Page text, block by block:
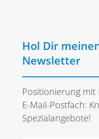
Hol Dir
Newsletter
Positionierung mit
E-Mail-Postfach:
Spezialangebote!